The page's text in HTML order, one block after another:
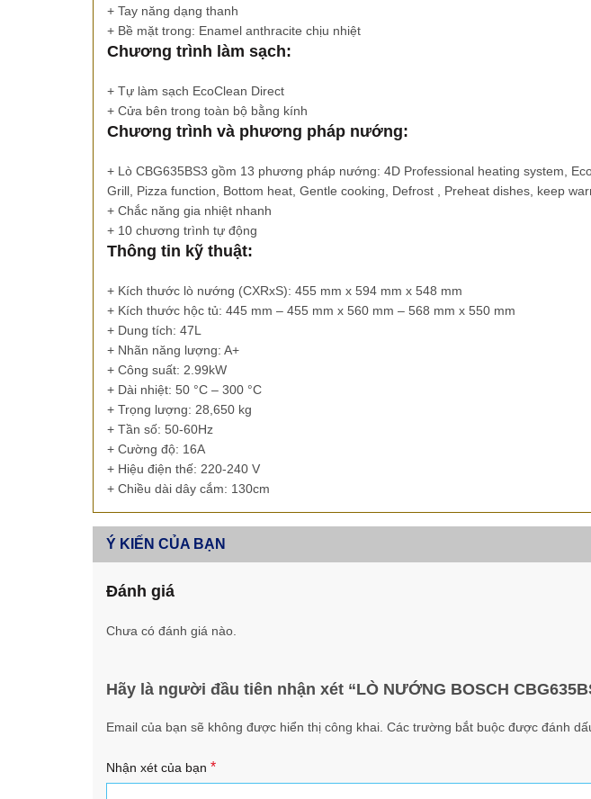
+ Tay năng dạng thanh
+ Bề mặt trong: Enamel anthracite chịu nhiệt
Chương trình làm sạch:
+ Tự làm sạch EcoClean Direct
+ Cửa bên trong toàn bộ bằng kính
Chương trình và phương pháp nướng:
+ Lò CBG635BS3 gồm 13 phương pháp nướng: 4D Professional heating system,
Grill, Pizza function, Bottom heat, Gentle cooking, Defrost , Preheat dishes, keep
+ Chắc năng gia nhiệt nhanh
+ 10 chương trình tự động
Thông tin kỹ thuật:
+ Kích thước lò nướng (CXRxS): 455 mm x 594 mm x 548 mm
+ Kích thước hộc tủ: 445 mm – 455 mm x 560 mm – 568 mm x 550 mm
+ Dung tích: 47L
+ Nhãn năng lượng: A+
+ Công suất: 2.99kW
+ Dài nhiệt: 50 °C – 300 °C
+ Trọng lượng: 28,650 kg
+ Tần số: 50-60Hz
+ Cường độ: 16A
+ Hiệu điện thế: 220-240 V
+ Chiều dài dây cắm: 130cm
Ý KIẾN CỦA BẠN
Đánh giá
Chưa có đánh giá nào.
Hãy là người đầu tiên nhận xét “LÒ NƯỚNG BOSCH
Email của bạn sẽ không được hiển thị công khai. Các trường bắt buộc được đánh
Nhận xét của bạn *